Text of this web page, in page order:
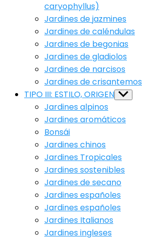
caryophyllus)
Jardines de jazmines
Jardines de caléndulas
Jardines de begonias
Jardines de gladiolos
Jardines de narcisos
Jardines de crisantemos
TIPO III: ESTILO, ORIGEN Show
sub
Jardines alpinos
Jardines aromáticos
Bonsái
Jardines chinos
Jardines Tropicales
Jardines sostenibles
Jardines de secano
Jardines españoles
Jardines españoles
Jardines Italianos
Jardines ingleses